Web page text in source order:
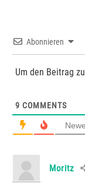
Abonnieren
Um den Beitrag
9 COMMENTS
Moritz